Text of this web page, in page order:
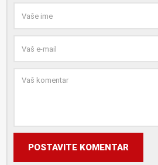
POSTAVITE KOMENTAR